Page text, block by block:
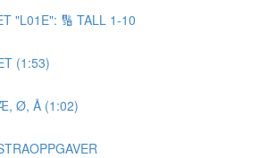
"L01E": 🔢 TALL 1-10
(1:53)
Ø, Å (1:02)